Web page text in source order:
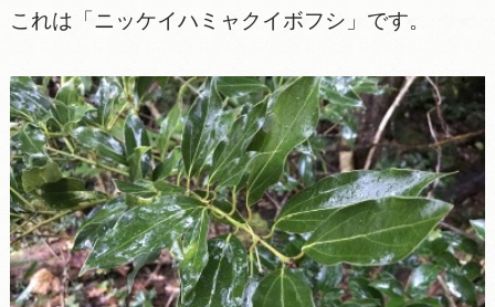
これは「ニッケイハミャクイボフシ」です。